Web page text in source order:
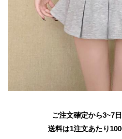
ご注文確定から3~7
送料は1注文あたり